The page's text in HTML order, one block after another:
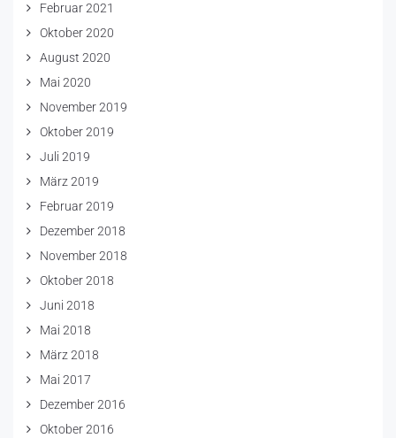
Februar 2021
Oktober 2020
August 2020
Mai 2020
November 2019
Oktober 2019
Juli 2019
März 2019
Februar 2019
Dezember 2018
November 2018
Oktober 2018
Juni 2018
Mai 2018
März 2018
Mai 2017
Dezember 2016
Oktober 2016